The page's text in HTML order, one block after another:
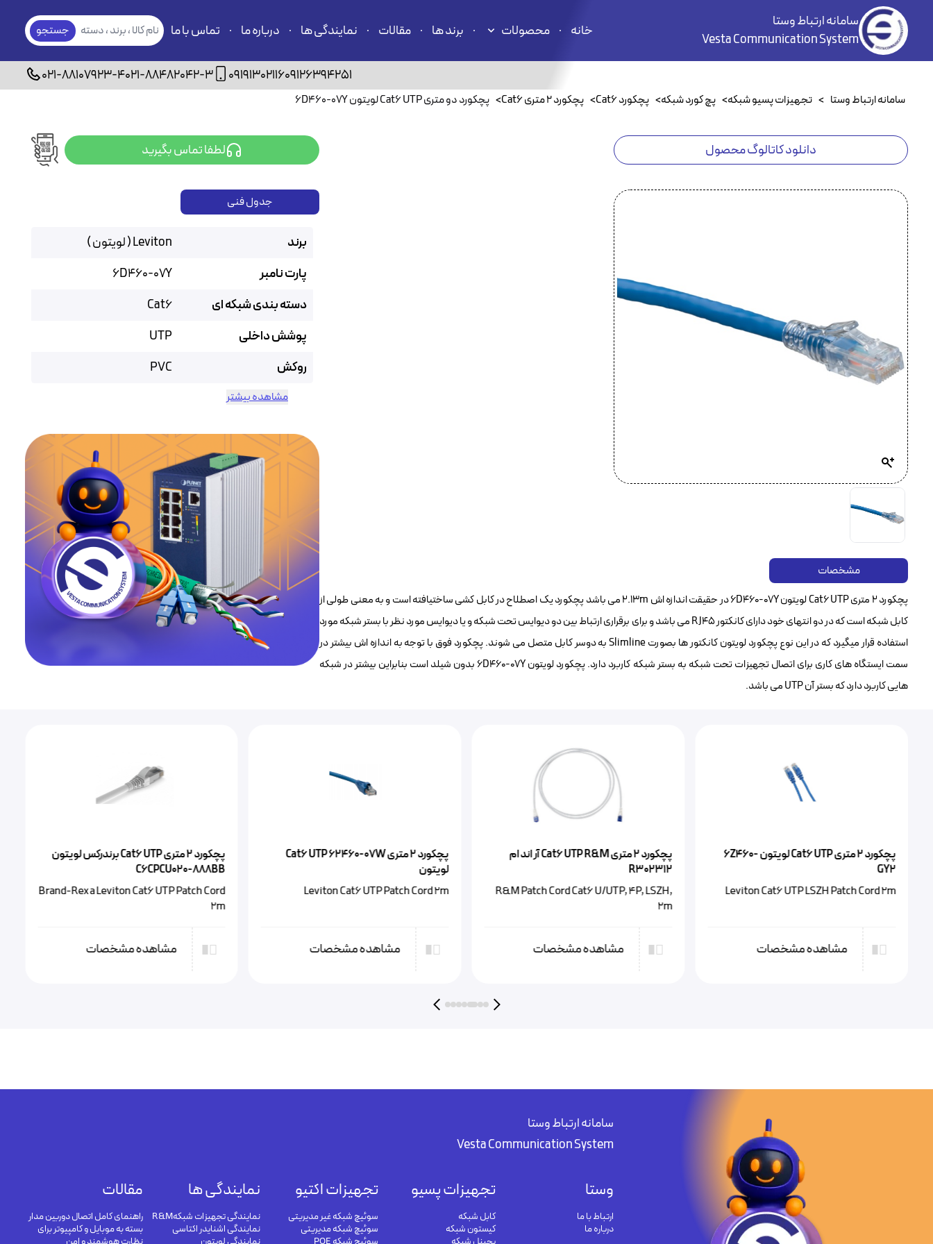
سامانه ارتباط وستا
Vesta Communication System
خانه محصولات برند ها مقالات نمایندگی ها درباره ما تماس با ما
نام کالا ، برند ، دسته
بندی
جستجو
09126394251
09191302116
021-88482042-3
021-88107923-4
سامانه ارتباط وستا > تجهیزات پسیو شبکه> پچ کورد شبکه> پچکورد Cat6 > پچکورد ۲ متری Cat6 > پچکورد دو متری Cat6 UTP لویتون 6D460-07Y
دانلود کاتالوگ محصول لطفا تماس بگیرید
مشخصات
پچکورد ۲ متری Cat6 UTP لویتون 6D460-07Y در حقیقت اندازه اش 2.13m می باشد پچکورد یک اصطلاح در کابل کشی ساختیافته است و به معنی طولی از
کابل شبکه است که در دو انتهای خود دارای کانکتور RJ45 می باشد و برای برقراری ارتباط بین دو دیوایس تحت شبکه و یا دیوایس مورد نظر با بستر شبکه مورد
استفاده قرار میگیرد که در این نوع پچکورد لویتون کانکتور ها بصورت Slimline به دوسر کابل متصل می شوند. پچکورد فوق با توجه به اندازه اش بیشتر در
سمت ایستگاه های کاری برای اتصال تجهیزات تحت شبکه به بستر شبکه کاربرد دارد. پچکورد لویتون 6D460-07Y‌ بدون شیلد است بنابراین بیشتر در شبکه
هایی کاربرد دارد که بستر آن UTP می باشد.
جدول فنی
برند
Leviton ( لویتون )
پارت نامبر
6D460-07Y
دسته بندی شبکه ای
Cat6
پوشش داخلی
UTP
روکش
PVC
مشاهده بیشتر
پچکورد ۲ متری Cat6 UTP لویتون 6Z460-
GY2
Leviton Cat6 UTP LSZH Patch Cord 2m
مشاهده مشخصات
پچکورد ۲ متری Cat6 UTP R&M آر اند ام
R302312
R&M Patch Cord Cat6 U/UTP, 4P, LSZH,
2m
مشاهده مشخصات
پچکورد ۲ متری Cat6 UTP 62460-07W
لویتون
Leviton Cat6 UTP Patch Cord 2m
مشاهده مشخصات
پچکورد ۲ متری Cat6 UTP‌ برندرکس لویتون
C6CPCU020-888BB
Brand-Rex a Leviton Cat6 UTP Patch Cord
2m
مشاهده مشخصات
سامانه ارتباط وستا
Vesta Communication System
وستا
ارتباط با ما
درباره ما
تجهیزات پسیو
کابل شبکه
کیستون شبکه
تجهیزات اکتیو
سوئیچ شبکه غیر مدیریتی
سوئیچ شبکه مدیریتی
نمایندگی ها
نمایندگی تجهیزات شبکهR&M
نمایندگی اشنایدر اکتاسی
مقالات
راهنمای کامل اتصال دوربین مدار
بسته به موبایل و کامپیوتر برای